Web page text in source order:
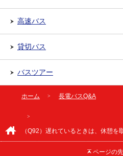
高速バス
貸切バス
バスツアー
ホーム 長電バスQ&A
（Q92）遅れているときは、休憩を
ページの